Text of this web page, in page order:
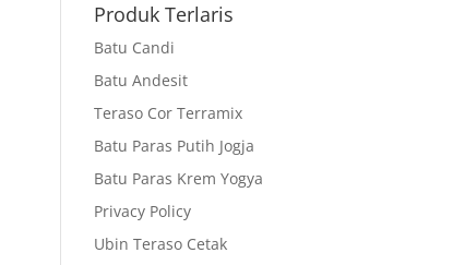
Produk Terlaris
Batu Candi
Batu Andesit
Teraso Cor Terramix
Batu Paras Putih Jogja
Batu Paras Krem Yogya
Privacy Policy
Ubin Teraso Cetak